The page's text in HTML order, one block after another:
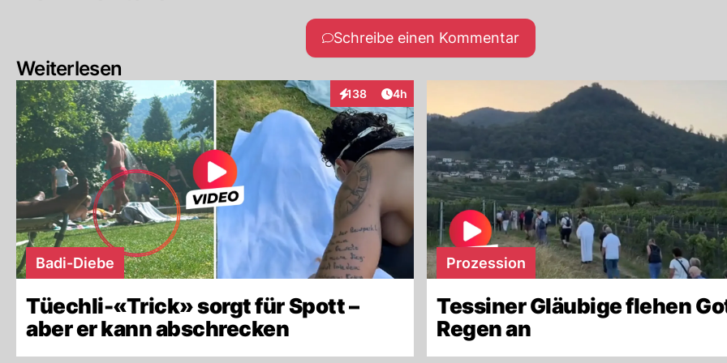
Schreibe einen Kommentar
Weiterlesen
138
InteraktionenArtikel veröffentlicht:
4h
Badi-Diebe
Tüechli-«Trick» sorgt für Spott –
aber er kann abschrecken
Prozession
Tessiner Gläubige flehen
Regen an